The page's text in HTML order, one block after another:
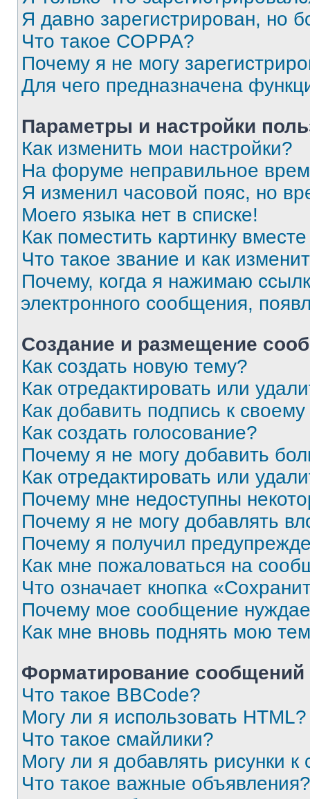
Я давно зарегистрирован, но
Что такое COPPA?
Почему я не могу
Для чего предназначена
Параметры и настройки
Как изменить мои настройки?
На форуме неправильное
Я изменил часовой пояс, но
Моего языка нет в списке!
Как поместить картинку
Что такое звание и как
Почему, когда я нажимаю
электронного сообщения,
Создание и размещение
Как создать новую тему?
Как отредактировать или
Как добавить подпись к
Как создать голосование?
Почему я не могу добавить
Как отредактировать или
Почему мне недоступны
Почему я не могу добавлять
Почему я получил
Как мне пожаловаться на
Что означает кнопка
Почему мое сообщение
Как мне вновь поднять мою
Форматирование
Что такое BBCode?
Могу ли я использовать HTML?
Что такое смайлики?
Могу ли я добавлять рисунки
Что такое важные объявления?